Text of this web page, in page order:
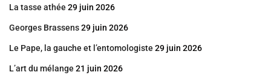
La tasse athée 29 juin 2026
Georges Brassens29 juin 2026
Le Pape, la gauche et l’entomologiste 29 juin 2026
L’art du mélange 21 juin 2026